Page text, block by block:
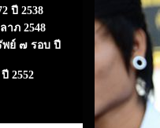
ปี 2538
าภ 2548
ย์ ๗ รอบ ปี
2552